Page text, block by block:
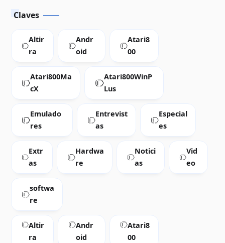
Claves
Altir
ra
Andr
oid
Atari8
00
Atari800Ma
cX
Atari800WinP
Lus
Emulado
res
Entrevist
as
Especial
es
Extr
as
Hardwa
re
Notici
as
Vid
eo
softwa
re
Altir
ra
Andr
oid
Atari8
00